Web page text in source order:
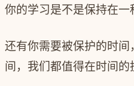
你的学习是不是保持在一
还有你需要被保护的时间
间，我们都值得在时间的